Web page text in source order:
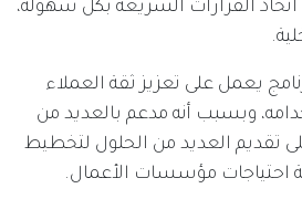
القرارات السريعة بكل سهولة،
يعمل على تعزيز ثقة العملاء
وبسبب أنه مدعم بالعديد من
تقديم العديد من الحلول لتخطيط
احتياجات مؤسسات الأعمال.